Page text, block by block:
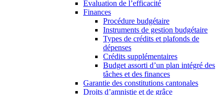
Évaluation de l’efficacité
Finances
Procédure budgétaire
Instruments de gestion budgétaire
Types de crédits et plafonds de
dépenses
Crédits supplémentaires
Budget assorti d’un plan intégré des
tâches et des finances
Garantie des constitutions cantonales
Droits d’amnistie et de grâce